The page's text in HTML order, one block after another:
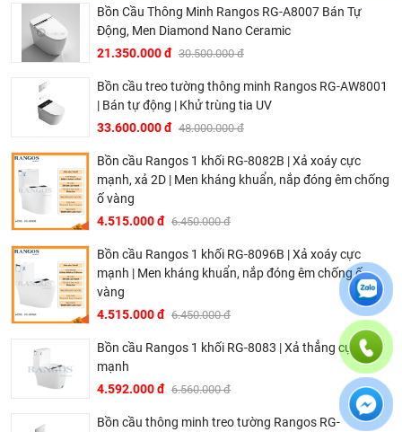
Bồn Cầu Thông Minh Rangos RG-A8007 Bán Tự
Động, Men Diamond Nano Ceramic
21.350.000 đ 30.500.000 đ
Bồn cầu treo tường thông minh Rangos RG-AW8001
| Bán tự động | Khử trùng tia UV
33.600.000 đ 48.000.000 đ
Bồn cầu Rangos 1 khối RG-8082B | Xả xoáy cực
mạnh, xả 2D | Men kháng khuẩn, nắp đóng êm chống
ố vàng
4.515.000 đ 6.450.000 đ
Bồn cầu Rangos 1 khối RG-8096B | Xả xoáy cực
mạnh | Men kháng khuẩn, nắp đóng êm chống ố
vàng
4.515.000 đ 6.450.000 đ
Bồn cầu Rangos 1 khối RG-8083 | Xả thẳng cực
mạnh
4.592.000 đ 6.560.000 đ
Bồn cầu thông minh treo tường Rangos RG-